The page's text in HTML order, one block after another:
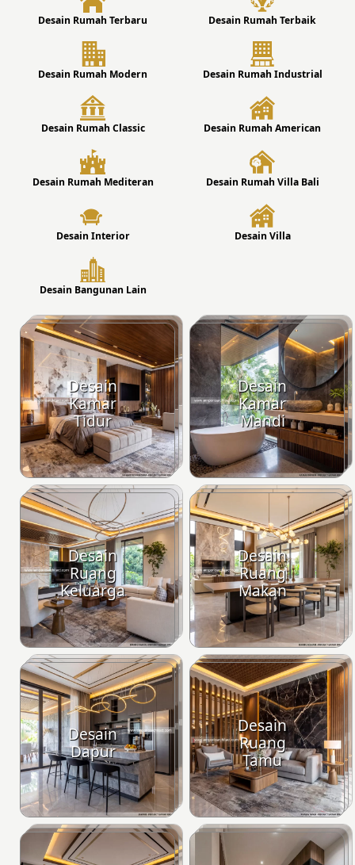
Desain Rumah Terbaru Desain Rumah Terbaik
Desain Rumah Modern Desain Rumah Industrial
Desain Rumah Classic Desain Rumah American
Desain Rumah Mediteran Desain Rumah Villa Bali
Desain Interior Desain Villa
Desain Bangunan Lain
Desain
Kamar
Tidur
Desain
Kamar
Mandi
Desain
Ruang
Keluarga
Desain
Ruang
Makan
Desain
Dapur
Desain
Ruang
Tamu